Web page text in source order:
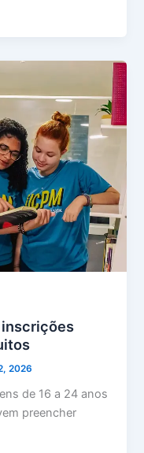
2026
de 16 a 24 anos
preencher